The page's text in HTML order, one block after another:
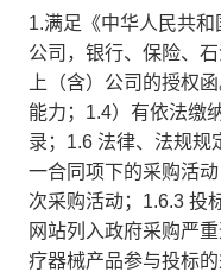
1.满足《中华人民共
公司，银行、保险、
上（含）公司的授权
能力；1.4）有依法缴
录；1.6 法律、法规规
一合同项下的采购活
次采购活动；1.6.3 投
网站列入政府采购严
疗器械产品参与投标